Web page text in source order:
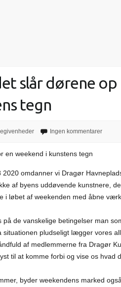
slår dørene
tegn
Ingen kommentarer
en weekend i kunstens tegn
omdanner vi Dragør
af byens uddøvende kunstnere,
i løbet af weekenden med åbne
på de vanskelige betingelser man
situationen pludseligt lægger vores
af medlemmerne fra Dragør
til at komme forbi og vise os hvad
byder weekendens marked